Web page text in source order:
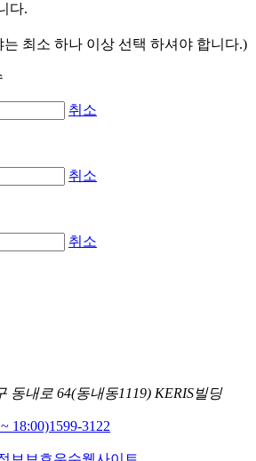
다.
최소 하나 이상 선택 하셔야 합니다.)
취소
취소
취소
동내로 64(동내동1119) KERIS빌딩
18:00)1599-3122